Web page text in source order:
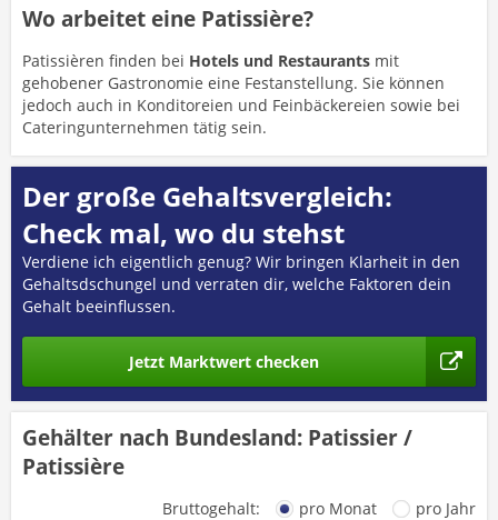
Wo arbeitet eine Patissière?
Patissièren finden bei Hotels und Restaurants mit
gehobener Gastronomie eine Festanstellung. Sie können
jedoch auch in Konditoreien und Feinbäckereien sowie bei
Cateringunternehmen tätig sein.
Der große Gehaltsvergleich:
Check mal, wo du stehst
Verdiene ich eigentlich genug? Wir bringen Klarheit in den
Gehaltsdschungel und verraten dir, welche Faktoren dein
Gehalt beeinflussen.
Jetzt Marktwert checken
Gehälter nach Bundesland: Patissier /
Patissière
Bruttogehalt: pro Monat pro Jahr